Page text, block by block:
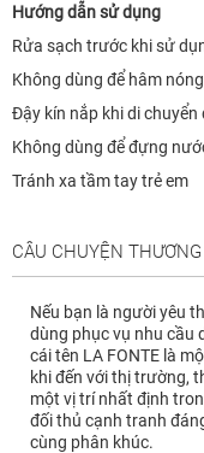
Hướng dẫn sử dụng
Rửa sạch trước khi sử
Không dùng để hâm
Đậy kín nắp khi di chuyển
Không dùng để đựng
Tránh xa tầm tay trẻ em
CÂU CHUYỆN
Nếu bạn là người yêu
dùng phục vụ nhu cầu
cái tên LA FONTE là
khi đến với thị trường,
một vị trí nhất định
đối thủ cạnh tranh
cùng phân khúc.